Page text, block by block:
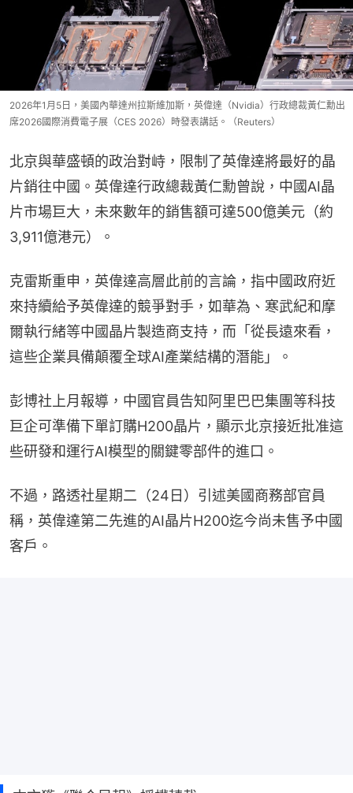
2026年1月5日，美國內華達州拉斯維加斯，英偉達（Nvidia）行政總裁黃仁勳出
席2026國際消費電子展（CES 2026）時發表講話。（Reuters）
北京與華盛頓的政治對峙，限制了英偉達將最好的晶
片銷往中國。英偉達行政總裁黃仁勳曾說，中國AI晶
片市場巨大，未來數年的銷售額可達500億美元（約
3,911億港元）。
克雷斯重申，英偉達高層此前的言論，指中國政府近
來持續給予英偉達的競爭對手，如華為、寒武紀和摩
爾執行緒等中國晶片製造商支持，而「從長遠來看，
這些企業具備顛覆全球AI產業結構的潛能」。
彭博社上月報導，中國官員告知阿里巴巴集團等科技
巨企可準備下單訂購H200晶片，顯示北京接近批准這
些研發和運行AI模型的關鍵零部件的進口。
不過，路透社星期二（24日）引述美國商務部官員
稱，英偉達第二先進的AI晶片H200迄今尚未售予中國
客戶。